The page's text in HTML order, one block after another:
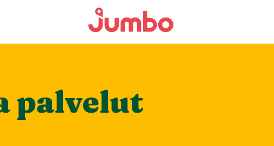
palvelut